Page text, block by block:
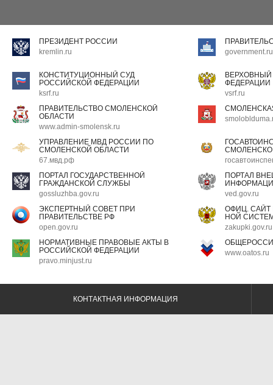
ПРЕЗИДЕНТ РОССИИ
kremlin.ru
government.ru
КОНСТИТУЦИОННЫЙ СУД
РОССИЙСКОЙ ФЕДЕРАЦИИ
ksrf.ru
ФЕДЕРАЦИИ
vsrf.ru
ПРАВИТЕЛЬСТВО СМОЛЕНСКОЙ
ОБЛАСТИ
www.admin-smolensk.ru
УПРАВЛЕНИЕ МВД РОССИИ ПО
СМОЛЕНСКОЙ ОБЛАСТИ
67.мвд.рф
ПОРТАЛ ГОСУДАРСТВЕННОЙ
ГРАЖДАНСКОЙ СЛУЖБЫ
gossluzhba.gov.ru
ПОРТАЛ
ved.gov.ru
ЭКСПЕРТНЫЙ СОВЕТ ПРИ
ПРАВИТЕЛЬСТВЕ РФ
open.gov.ru
ОФИЦ.
НОЙ
zakupki.gov.ru
НОРМАТИВНЫЕ ПРАВОВЫЕ АКТЫ В
РОССИЙСКОЙ ФЕДЕРАЦИИ
pravo.minjust.ru
www.oatos.ru
КОНТАКТНАЯ ИНФОРМАЦИЯ